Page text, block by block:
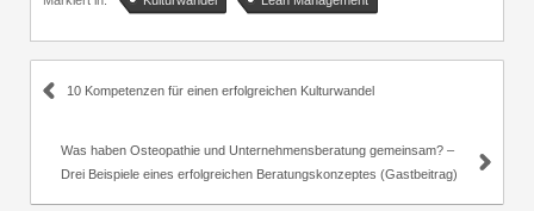
10 Kompetenzen für einen erfolgreichen Kulturwandel
Was haben Osteopathie und Unternehmensberatung gemeinsam? –
Drei Beispiele eines erfolgreichen Beratungskonzeptes (Gastbeitrag)